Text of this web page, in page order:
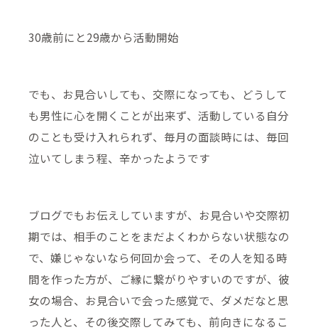
30歳前にと29歳から活動開始
でも、お見合いしても、交際になっても、どうして
も男性に心を開くことが出来ず、活動している自分
のことも受け入れられず、毎月の面談時には、毎回
泣いてしまう程、辛かったようです
ブログでもお伝えしていますが、お見合いや交際初
期では、相手のことをまだよくわからない状態なの
で、嫌じゃないなら何回か会って、その人を知る時
間を作った方が、ご縁に繋がりやすいのですが、彼
女の場合、お見合いで会った感覚で、ダメだなと思
った人と、その後交際してみても、前向きになるこ